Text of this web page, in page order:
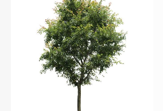
無料ダウンロード